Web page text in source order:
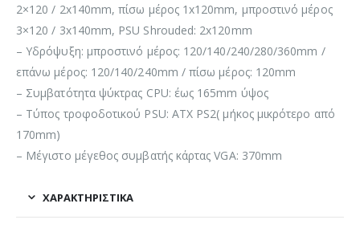
2×120 / 2x140mm, πίσω μέρος 1x120mm, μπροστινό μέρος
3×120 / 3x140mm, PSU Shrouded: 2x120mm
– Υδρόψυξη: μπροστινό μέρος: 120/140/240/280/360mm /
επάνω μέρος: 120/140/240mm / πίσω μέρος: 120mm
– Συμβατότητα ψύκτρας CPU: έως 165mm ύψος
– Τύπος τροφοδοτικού PSU: ATX PS2( μήκος μικρότερο από
170mm)
– Μέγιστο μέγεθος συμβατής κάρτας VGA: 370mm
ΧΑΡΑΚΤΗΡΙΣΤΙΚΆ